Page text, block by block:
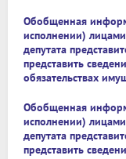
Обобщенная
исполнении)
депутата
представить
обязательствах
Обобщенная
исполнении)
депутата
представить